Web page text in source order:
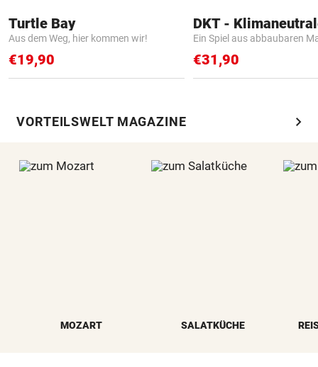
Turtle Bay
Aus dem Weg, hier kommen wir!
€19,90
Ein Spiel aus abbaubaren
€31,90
VORTEILSWELT MAGAZINE chevron_right
MOZART SALATKÜCHE